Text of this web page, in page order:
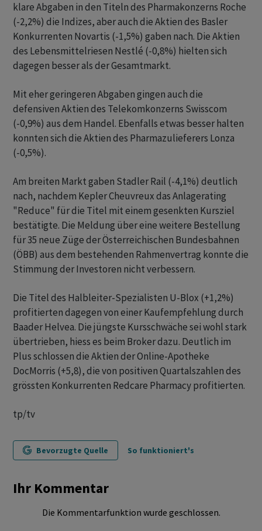
klare Abgaben in den Titeln des Pharmakonzerns Roche
(-2,2%) die Indizes, aber auch die Aktien des Basler
Konkurrenten Novartis (-1,5%) gaben nach. Die Aktien
des Lebensmittelriesen Nestlé (-0,8%) hielten sich
dagegen besser als der Gesamtmarkt.
Mit eher geringeren Abgaben gingen auch die
defensiven Aktien des Telekomkonzerns Swisscom
(-0,9%) aus dem Handel. Ebenfalls etwas besser halten
konnten sich die Aktien des Pharmazulieferers Lonza
(-0,5%).
Am breiten Markt gaben Stadler Rail (-4,1%) deutlich
nach, nachdem Kepler Cheuvreux das Anlagerating
"Reduce" für die Titel mit einem gesenkten Kursziel
bestätigte. Die Meldung über eine weitere Bestellung
für 35 neue Züge der Österreichischen Bundesbahnen
(ÖBB) aus dem bestehenden Rahmenvertrag konnte die
Stimmung der Investoren nicht verbessern.
Die Titel des Halbleiter-Spezialisten U-Blox (+1,2%)
profitierten dagegen von einer Kaufempfehlung durch
Baader Helvea. Die jüngste Kursschwäche sei wohl stark
übertrieben, hiess es beim Broker dazu. Deutlich im
Plus schlossen die Aktien der Online-Apotheke
DocMorris (+5,8), die von positiven Quartalszahlen des
grössten Konkurrenten Redcare Pharmacy profitierten.
tp/tv
Bevorzugte Quelle So funktioniert's
Ihr Kommentar
Die Kommentarfunktion wurde geschlossen.